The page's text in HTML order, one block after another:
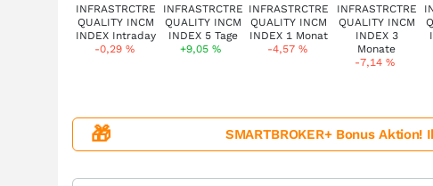
-0,29 % +9,05% -4,57 %
-7,14%
🎁 SMARTBROKER+ Bonus